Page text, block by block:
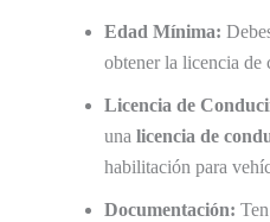
Edad Mínima:
obtener la licencia de
Licencia de
una licencia de
habilitación para
Documentación: